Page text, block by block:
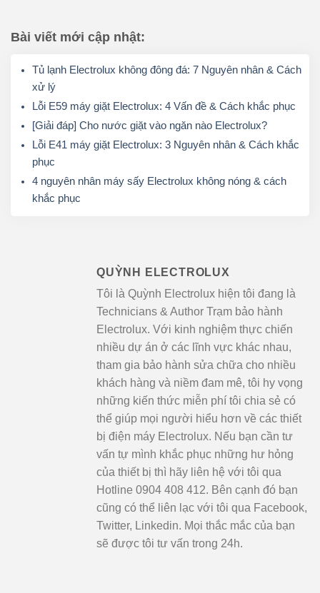
Bài viết mới cập nhật:
Tủ lạnh Electrolux không đông đá: 7 Nguyên nhân & Cách
xử lý
Lỗi E59 máy giặt Electrolux: 4 Vấn đề & Cách khắc phục
[Giải đáp] Cho nước giặt vào ngăn nào Electrolux?
Lỗi E41 máy giặt Electrolux: 3 Nguyên nhân & Cách khắc
phục
4 nguyên nhân máy sấy Electrolux không nóng & cách
khắc phục
QUỲNH ELECTROLUX
Tôi là Quỳnh Electrolux hiện tôi đang là
Technicians & Author Trạm bảo hành
Electrolux. Với kinh nghiệm thực chiến
nhiều dự án ở các lĩnh vực khác nhau,
tham gia bảo hành sửa chữa cho nhiều
khách hàng và niềm đam mê, tôi hy vọng
những kiến thức miễn phí tôi chia sẻ có
thể giúp mọi người hiểu hơn về các thiết
bị điện máy Electrolux. Nếu bạn cần tư
vấn tự mình khắc phục những hư hỏng
của thiết bị thì hãy liên hệ với tôi qua
Hotline 0904 408 412. Bên cạnh đó bạn
cũng có thể liên lạc với tôi qua Facebook,
Twitter, Linkedin. Mọi thắc mắc của bạn
sẽ được tôi tư vấn trong 24h.